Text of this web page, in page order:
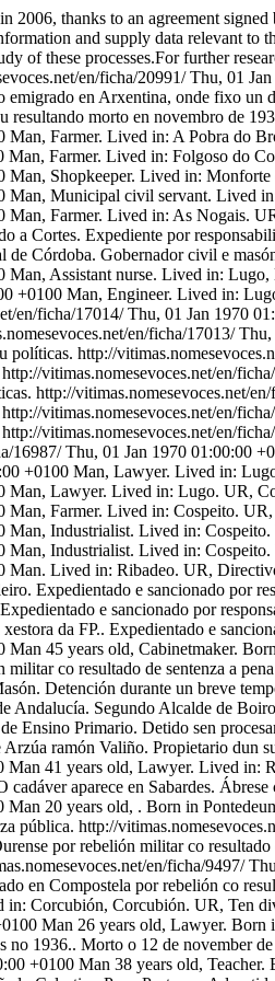
2006, thanks to an agreement
and supply data relevant to
these processes.For further
en/ficha/20991/Thu, 01
en Arxentina, onde fixo
morto en novembro de
Man, Farmer. Lived in: A Pobra do
Man, Farmer. Lived in: Folgoso do
Man, Shopkeeper. Lived in:
Man, Municipal civil servant. Lived
Man, Farmer. Lived in: As Nogais.
Cortes. Expediente por
Córdoba. Gobernador civil e
Man, Assistant nurse. Lived in:
+0100 Man, Engineer. Lived in:
en/ficha/17014/Thu, 01 Jan 1970
en/ficha/17013/Thu,
políticas. http://
http://vitimas.nomesevoces.net/en/
http://vitimas.nomesevoces.net/
http://vitimas.nomesevoces.net/en/
http://vitimas.nomesevoces.net/en/
16987/Thu, 01 Jan 1970 01:00:00
+0100 Man, Lawyer. Lived in:
Man, Lawyer. Lived in: Lugo. UR,
Man, Farmer. Lived in: Cospeito.
Man, Industrialist. Lived in:
Man, Industrialist. Lived in:
Man. Lived in: Ribadeo. UR,
Expedientado e sancionado por
e sancionado por
da FP.. Expedientado e
Man 45 years old, Cabinetmaker.
co resultado de sentenza a
Detención durante un breve
Segundo Alcalde de
Ensino Primario. Detido sen
ramón Valiño. Propietario dun
Man 41 years old, Lawyer. Lived in:
aparece en Sabardes. Ábrese
Man 20 years old, . Born in
pública. http://
por rebelión militar co
en/ficha/9497/
en Compostela por rebelión co
Corcubión, Corcubión. UR, Ten
Man 26 years old, Lawyer. Born
1936.. Morto o 12 de november
+0100 Man 38 years old,